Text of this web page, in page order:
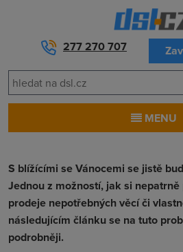
277 270 707
MENU
S blížícími se Vánocemi se jistě
Jednou z možností, jak si
prodeje nepotřebných věcí či
následujícím článku se na tuto
podrobněji.